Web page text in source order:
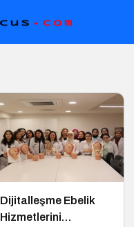
Dijitalleşme Ebelik
Hizmetlerini